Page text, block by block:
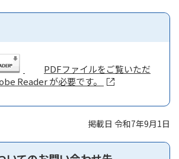
PDFファイルをご覧いただ
Reader が必要です。
掲載日 令和7年9月1日